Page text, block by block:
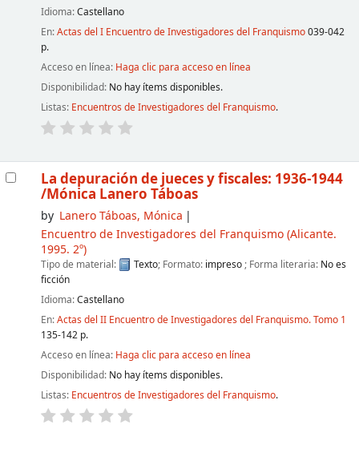
Idioma:Castellano
En:Actas del I Encuentro de Investigadores del Franquismo039-042
p.
Acceso en línea: Haga clic para acceso en línea
Disponibilidad: No hay ítems disponibles.
Listas: Encuentros de Investigadores del Franquismo.
La depuración de jueces y fiscales: 1936-1944
/Mónica Lanero Táboas
by Lanero Táboas, Mónica
Encuentro de Investigadores del Franquismo(Alicante.
1995. 2º)
Tipo de material: Texto; Formato: impreso ; Forma literaria: No es
ficción
Idioma:Castellano
En:Actas del II Encuentro de Investigadores del Franquismo. Tomo 1
135-142 p.
Acceso en línea: Haga clic para acceso en línea
Disponibilidad: No hay ítems disponibles.
Listas: Encuentros de Investigadores del Franquismo.